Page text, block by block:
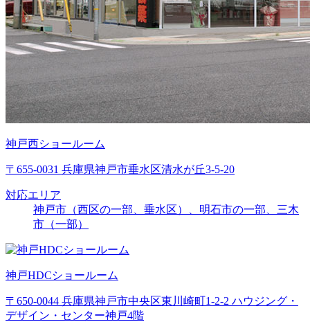
神戸西ショールーム
〒655-0031 兵庫県神戸市垂水区清水が丘3-5-20
対応エリア
神戸市（西区の一部、垂水区）、明石市の一部、三木
市（一部）
神戸HDCショールーム
〒650-0044 兵庫県神戸市中央区東川崎町1-2-2 ハウジング・
デザイン・センター神戸4階